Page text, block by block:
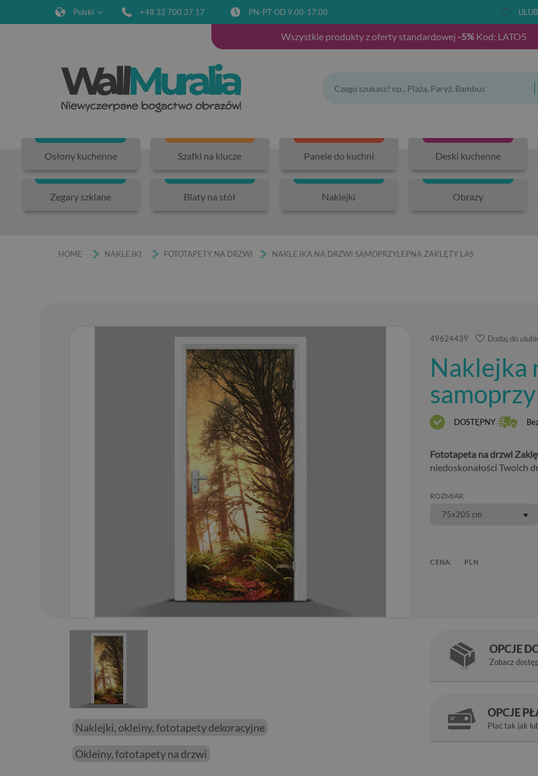
Polski +48 32 700 37 17 PN-PT OD 9.00-17.00
Wszystkie produkty z oferty standardowej -5%Kod: LATO5
Osłony kuchenne Szafki na klucze Panele do kuchni Deski kuchenne
Zegary szklane Blaty na stół Naklejki Obrazy
HOME NAKLEJKI FOTOTAPETY NA DRZWI NAKLEJKA NA DRZWI SAMOPRZYLEPNA ZAKLĘTY LAS
49624439 Dodaj do
Naklejka
DOSTĘPNY
Fototapeta na drzwi
niedoskonałości Twoich
ROZMIAR
75x205 cm
CENA: PLN
Naklejki, okleiny, fototapety dekoracyjne
Okleiny, fototapety na drzwi
OPCJE
Zobacz
OPCJE
Płać tak jak